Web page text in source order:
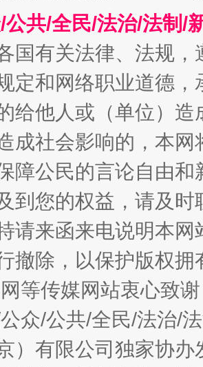
火 生生不息 一
库”的免责幌子
公共/全民/法治/法制/
国有关法律、法规
定和网络职业道德
给他人或（单位）
成社会影响的，本
障公民的言论自由
到您的权益，请及
请来函来电说明本
撤除，以保护版权
等传媒网站衷心致
众/公共/全民/法治/
）有限公司独家协